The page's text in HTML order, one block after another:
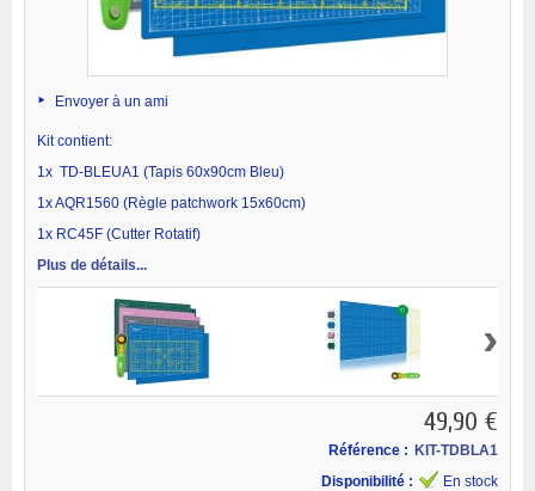
Envoyer à un ami
Kit contient:
1x TD-BLEUA1 (Tapis 60x90cm Bleu)
1x AQR1560 (Règle patchwork 15x60cm)
1x RC45F (Cutter Rotatif)
Plus de détails...
›
49,90 €
Référence : KIT-TDBLA1
Disponibilité :
En stock